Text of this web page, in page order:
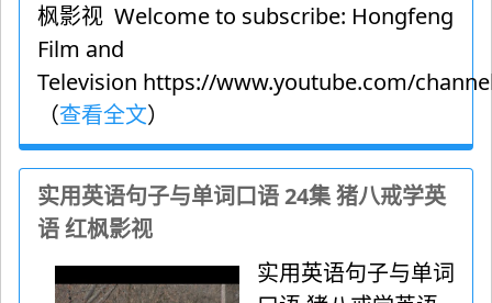
枫影视 Welcome to subscribe: Hongfeng
Film and
Television https://www.youtube.com/
（查看全文）
实用英语句子与单词口语 24集 猪八戒学英
语 红枫影视
实用英语句子与单词